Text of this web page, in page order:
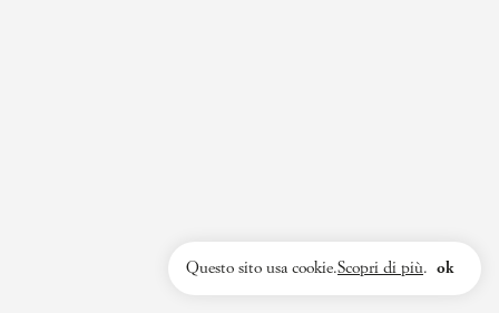
Questo sito usa cookie.Scopri di più. ok